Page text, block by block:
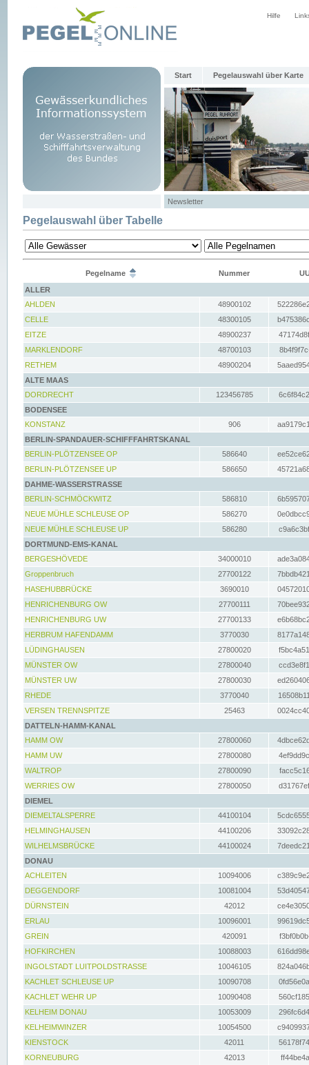
Hilfe
Start Pegelauswahl über Karte
Newsletter
Pegelauswahl über Tabelle
Pegelname Nummer
ALLER
AHLDEN
48900102
CELLE
48300105
EITZE
48900237
MARKLENDORF
48700103
RETHEM
48900204
ALTE MAAS
DORDRECHT
123456785
BODENSEE
KONSTANZ
906
BERLIN-SPANDAUER-SCHIFFFAHRTSKANAL
BERLIN-PLÖTZENSEE OP
586640
BERLIN-PLÖTZENSEE UP
586650
DAHME-WASSERSTRASSE
BERLIN-SCHMÖCKWITZ
586810
NEUE MÜHLE SCHLEUSE OP
586270
NEUE MÜHLE SCHLEUSE UP
586280
DORTMUND-EMS-KANAL
BERGESHÖVEDE
34000010
Groppenbruch
27700122
HASEHUBBRÜCKE
3690010
HENRICHENBURG OW
27700111
HENRICHENBURG UW
27700133
HERBRUM HAFENDAMM
3770030
LÜDINGHAUSEN
27800020
MÜNSTER OW
27800040
MÜNSTER UW
27800030
RHEDE
3770040
VERSEN TRENNSPITZE
25463
DATTELN-HAMM-KANAL
HAMM OW
27800060
HAMM UW
27800080
WALTROP
27800090
WERRIES OW
27800050
DIEMEL
DIEMELTALSPERRE
44100104
HELMINGHAUSEN
44100206
WILHELMSBRÜCKE
44100024
DONAU
ACHLEITEN
10094006
DEGGENDORF
10081004
DÜRNSTEIN
42012
ERLAU
10096001
GREIN
420091
HOFKIRCHEN
10088003
INGOLSTADT LUITPOLDSTRASSE
10046105
KACHLET SCHLEUSE UP
10090708
KACHLET WEHR UP
10090408
KELHEIM DONAU
10053009
KELHEIMWINZER
10054500
KIENSTOCK
42011
KORNEUBURG
42013